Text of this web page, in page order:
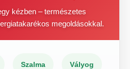
kézben – természetes
megoldásokkal.
Szalma Vályog